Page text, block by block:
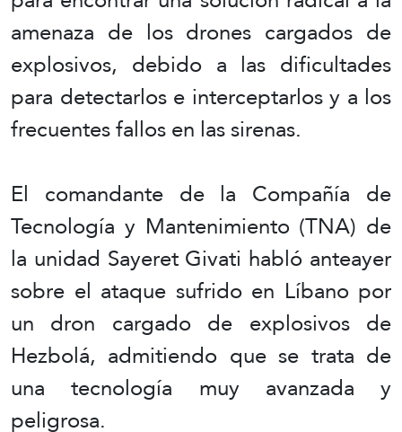
amenaza de los drones cargados de
explosivos, debido a las dificultades
para detectarlos e interceptarlos y a los
frecuentes fallos en las sirenas.
El comandante de la Compañía de
Tecnología y Mantenimiento (TNA) de
la unidad Sayeret Givati habló anteayer
sobre el ataque sufrido en Líbano por
un dron cargado de explosivos de
Hezbolá, admitiendo que se trata de
una tecnología muy avanzada y
peligrosa.